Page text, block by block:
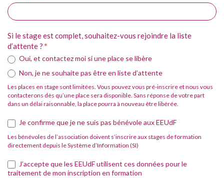
Si le stage est complet, souhaitez-vous rejoindre la liste
d’attente ? *
Oui, et contactez moi si une place se libère
Non, je ne souhaite pas être en liste d’attente
Les places en stage sont limitées. Vous pouvez vous pré-inscrire et nous vous
contacterons dès qu’une place sera disponible. Sans réponse de votre part
dans un délai raisonnable, la place pourra à nouveau être libérée.
Je confirme que je ne suis pas bénévole aux EEUdF
Les bénévoles de l’association doivent s’inscrire aux stages de formation
directement depuis le Système d’Information (SI)
J’accepte que les EEUdF utilisent ces données pour le
traitement de mon inscription en formation